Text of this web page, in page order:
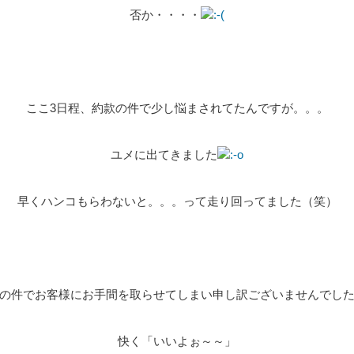
否か・・・・
ここ3日程、約款の件で少し悩まされてたんですが。。。
ユメに出てきました
早くハンコもらわないと。。。って走り回ってました（笑）
件でお客様にお手間を取らせてしまい申し訳ございませんでし
快く「いいよぉ～～」